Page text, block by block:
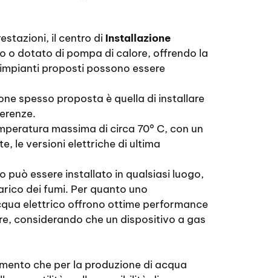
il centro di Installazione
o dotato di pompa di calore, offrendo la
proposti possono essere
spesso proposta è quella di installare
massima di circa 70° C, con un
le versioni elettriche di ultima
può essere installato in qualsiasi luogo,
dei fumi. Per quanto uno
elettrico offrono ottime performance
considerando che un dispositivo a gas
che per la produzione di acqua